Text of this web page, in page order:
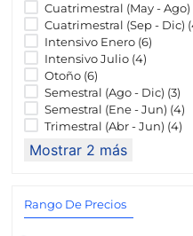
Cuatrimestral (May - Ago)
Cuatrimestral (Sep - Dic) (
Intensivo Enero (6)
Intensivo Julio (4)
Otoño (6)
Semestral (Ago - Dic) (3)
Semestral (Ene - Jun) (4)
Trimestral (Abr - Jun) (4)
Mostrar 2 más
Rango De Precios